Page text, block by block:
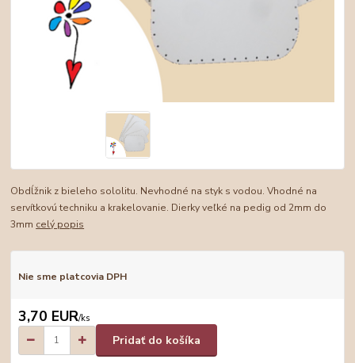
Obdĺžnik z bieleho sololitu. Nevhodné na styk s vodou. Vhodné na
servítkovú techniku a krakelovanie. Dierky veľké na pedig od 2mm do
3mm celý popis
Nie sme platcovia DPH
3,70 EUR/ks
Pridať do košíka